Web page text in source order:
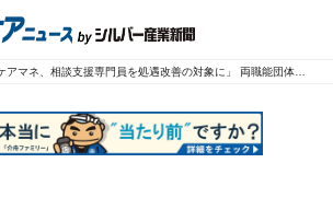
アマネ、相談支援専門員を処遇改善の対象に」 両職能団体が緊急要望へ署名活動開始